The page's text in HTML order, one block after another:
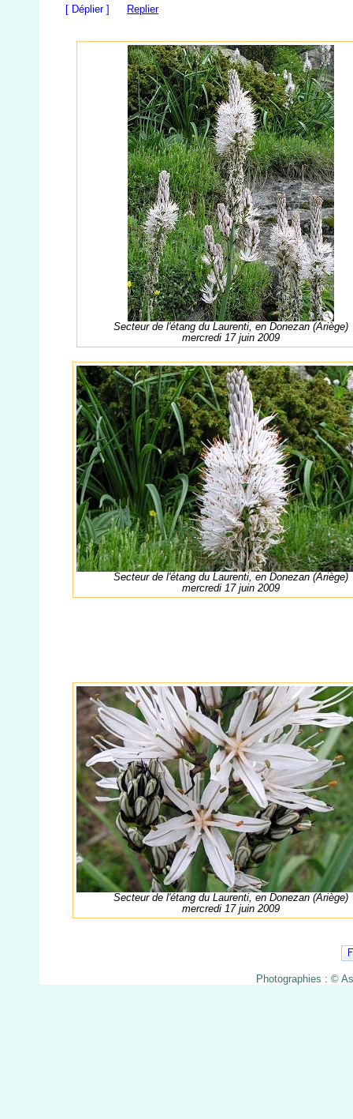
[ Déplier ] Replier
Secteur de l'étang du Laurenti, en Donezan (Ariège)
mercredi 17 juin 2009
Secteur de l'étang du Laurenti, en Donezan (Ariège)
mercredi 17 juin 2009
Secteur de l'étang du Laurenti, en Donezan (Ariège)
mercredi 17 juin 2009
Photographies : ©